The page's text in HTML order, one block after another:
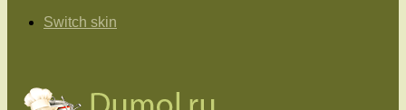
Switch skin